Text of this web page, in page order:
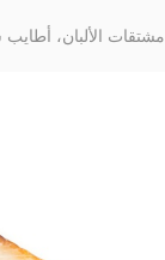
مشتقات الألبان،